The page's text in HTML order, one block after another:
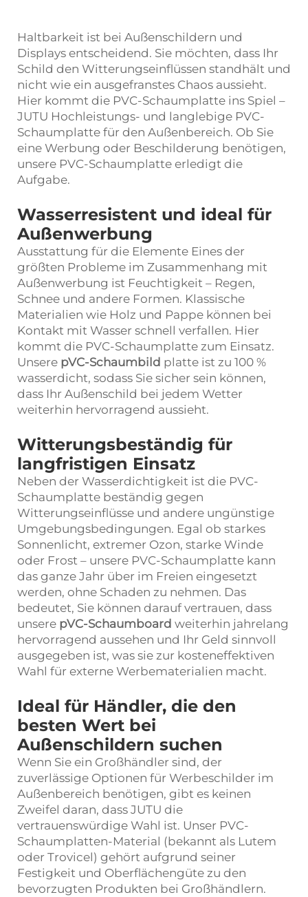
Haltbarkeit ist bei Außenschildern und
Displays entscheidend. Sie möchten, dass Ihr
Schild den Witterungseinflüssen standhält und
nicht wie ein ausgefranstes Chaos aussieht.
Hier kommt die PVC-Schaumplatte ins Spiel –
JUTU Hochleistungs- und langlebige PVC-
Schaumplatte für den Außenbereich. Ob Sie
eine Werbung oder Beschilderung benötigen,
unsere PVC-Schaumplatte erledigt die
Aufgabe.
Wasserresistent und ideal für
Außenwerbung
Ausstattung für die Elemente Eines der
größten Probleme im Zusammenhang mit
Außenwerbung ist Feuchtigkeit – Regen,
Schnee und andere Formen. Klassische
Materialien wie Holz und Pappe können bei
Kontakt mit Wasser schnell verfallen. Hier
kommt die PVC-Schaumplatte zum Einsatz.
Unsere pVC-Schaumbild platte ist zu 100 %
wasserdicht, sodass Sie sicher sein können,
dass Ihr Außenschild bei jedem Wetter
weiterhin hervorragend aussieht.
Witterungsbeständig für
langfristigen Einsatz
Neben der Wasserdichtigkeit ist die PVC-
Schaumplatte beständig gegen
Witterungseinflüsse und andere ungünstige
Umgebungsbedingungen. Egal ob starkes
Sonnenlicht, extremer Ozon, starke Winde
oder Frost – unsere PVC-Schaumplatte kann
das ganze Jahr über im Freien eingesetzt
werden, ohne Schaden zu nehmen. Das
bedeutet, Sie können darauf vertrauen, dass
unsere pVC-Schaumboard weiterhin jahrelang
hervorragend aussehen und Ihr Geld sinnvoll
ausgegeben ist, was sie zur kosteneffektiven
Wahl für externe Werbematerialien macht.
Ideal für Händler, die den
besten Wert bei
Außenschildern suchen
Wenn Sie ein Großhändler sind, der
zuverlässige Optionen für Werbeschilder im
Außenbereich benötigen, gibt es keinen
Zweifel daran, dass JUTU die
vertrauenswürdige Wahl ist. Unser PVC-
Schaumplatten-Material (bekannt als Lutem
oder Trovicel) gehört aufgrund seiner
Festigkeit und Oberflächengüte zu den
bevorzugten Produkten bei Großhändlern.